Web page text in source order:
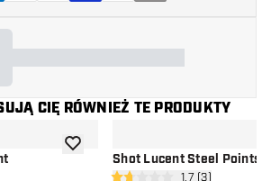
CIĘ RÓWNIEŻ TE PRODUKTY
dodaj do listy życzeń
Shot Lucent Steel Points
1.7 (3)